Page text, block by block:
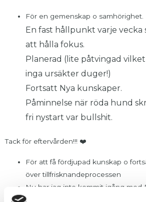
För en gemenskap o samhörighet.
En fast hållpunkt varje vecka
att hålla fokus.
Planerad (lite påtvingad
inga ursäkter duger!)
Fortsatt Nya kunskaper.
Påminnelse när röda hund
fri nystart var bullshit.
Tack för eftervården!!! ❤️
För att få fördjupad kunskap o
över tillfrisknandeprocessen
Nu har jag inte kommit igång med
utan börjar först nästa vecka, men